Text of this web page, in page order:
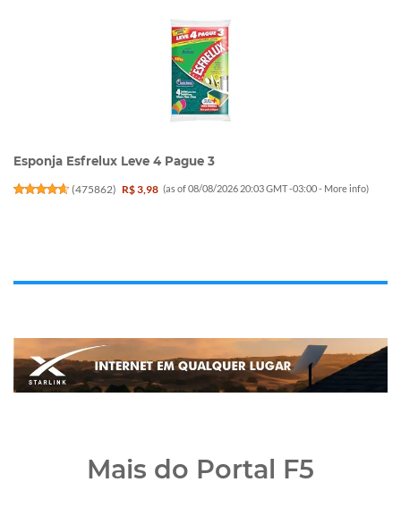
Esponja Esfrelux Leve 4 Pague 3
(475862) R$ 3,98 (as of 08/08/2026 20:03 GMT -03:00 - More info)
Mais do Portal F5